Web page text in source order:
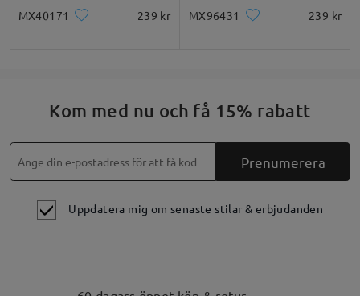
MX40171 239 kr MX96431 239 kr
Kom med nu och få 15% rabatt
Prenumerera
Uppdatera mig om senaste stilar & erbjudanden